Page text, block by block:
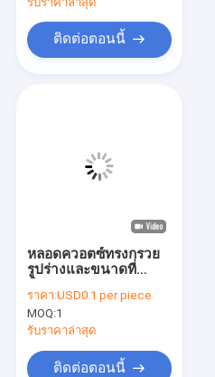
เกี่ยวกับเรา
ทัวร์โรงงาน
ติดต่อตอนนี้
หลอดควอตซ์ทรงกรวย
รูปร่างและขนาดที่
ราคา:USD0.1 per piece
MOQ:1
รับราคาล่าสุด
ติดต่อตอนนี้